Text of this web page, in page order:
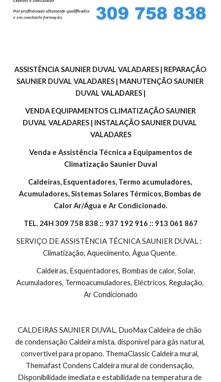
ASSISTÊNCIA SAUNIER DUVAL VALADARES | REPARAÇÃO
SAUNIER DUVAL VALADARES | MANUTENÇÃO SAUNIER
DUVAL VALADARES |
DUVAL VALADARES | INSTALAÇÃO SAUNIER DUVAL
VALADARES
Climatização Saunier Duval
Caldeiras, Esquentadores, Termo acumuladores,
Acumuladores, Sistemas Solares Térmicos, Bombas de
Calor Ar/Água e Ar Condicionado.
TEL. 24H 309 758 838 :: 937 192 916 :: 913 061 867
SERVIÇO DE ASSISTÊNCIA TÉCNICA SAUNIER DUVAL :
Climatização, Aquecimento, Água Quente.
Acumuladores, Termoacumuladores, Eléctricos, Regulação,
Ar Condicionado
CALDEIRAS SAUNIER DUVAL, DuoMax Caldeira de chão
de condensação Caldeira mista, disponível para gás natural,
convertível para propano. ThemaClassic Caldeira mural,
Themafast Condens Caldeira mural de condensação,
Disponibilidade imediata e estabilidade na temperatura de